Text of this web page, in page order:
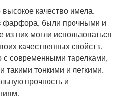
качество имела.
фарфора, были прочными и
них могли использоваться
качественных свойств.
с современными тарелками,
такими тонкими и легкими.
прочность и